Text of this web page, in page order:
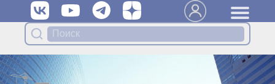
Органы управления Ассоциации